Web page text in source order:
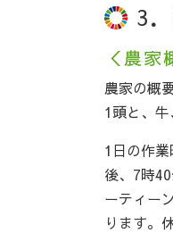
3
＜農家
農家の概
1頭と、
1日の作
後、7時
ーティー
ります。